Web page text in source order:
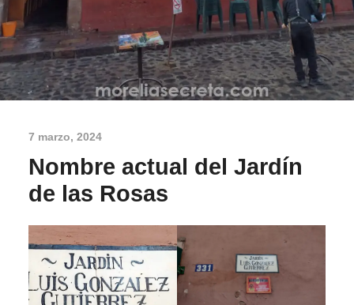
7 marzo, 2024
Nombre actual del Jardín
de las Rosas